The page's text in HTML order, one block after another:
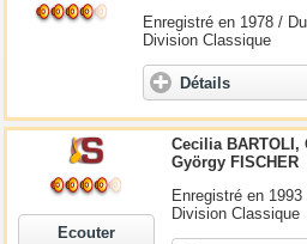
Enregistré en 1978 /
Division Classique
Détails
Ecouter
Cecilia BARTOLI,
György FISCHER
Enregistré en
Division Classique